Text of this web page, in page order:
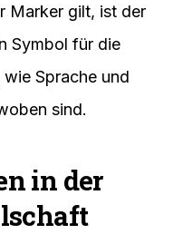
Marker gilt, ist der
Symbol für die
Sprache und
sind.
in der